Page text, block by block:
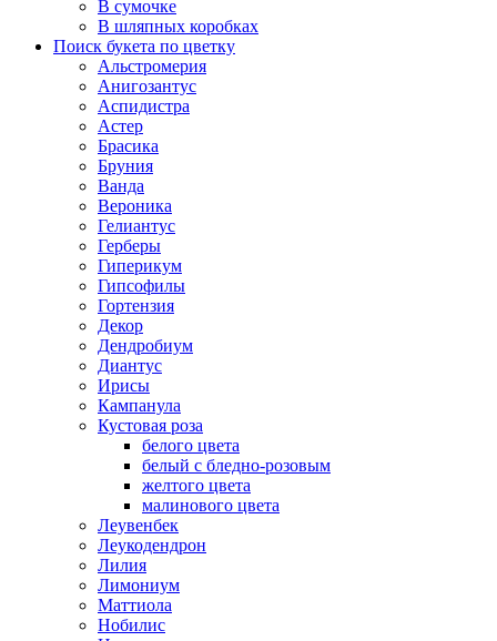
В сумочке
В шляпных коробках
Поиск букета по цветку
Альстромерия
Анигозантус
Аспидистра
Астер
Брасика
Бруния
Ванда
Вероника
Гелиантус
Герберы
Гиперикум
Гипсофилы
Гортензия
Декор
Дендробиум
Диантус
Ирисы
Кампанула
Кустовая роза
белого цвета
белый с бледно-розовым
желтого цвета
малинового цвета
Леувенбек
Леукодендрон
Лилия
Лимониум
Маттиола
Нобилис